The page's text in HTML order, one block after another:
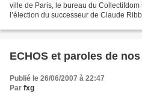
ville de Paris, le bureau du Collectifdom
l’élection du successeur de Claude
ECHOS et paroles de
Publié le 26/06/2007 à 22:47
Par fxg